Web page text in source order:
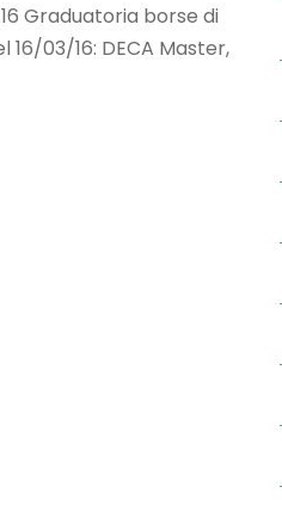
Graduatoria borse di
03/16: DECA Master,